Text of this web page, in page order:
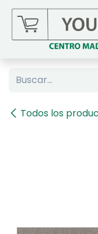
Ir al contenido
Todos los